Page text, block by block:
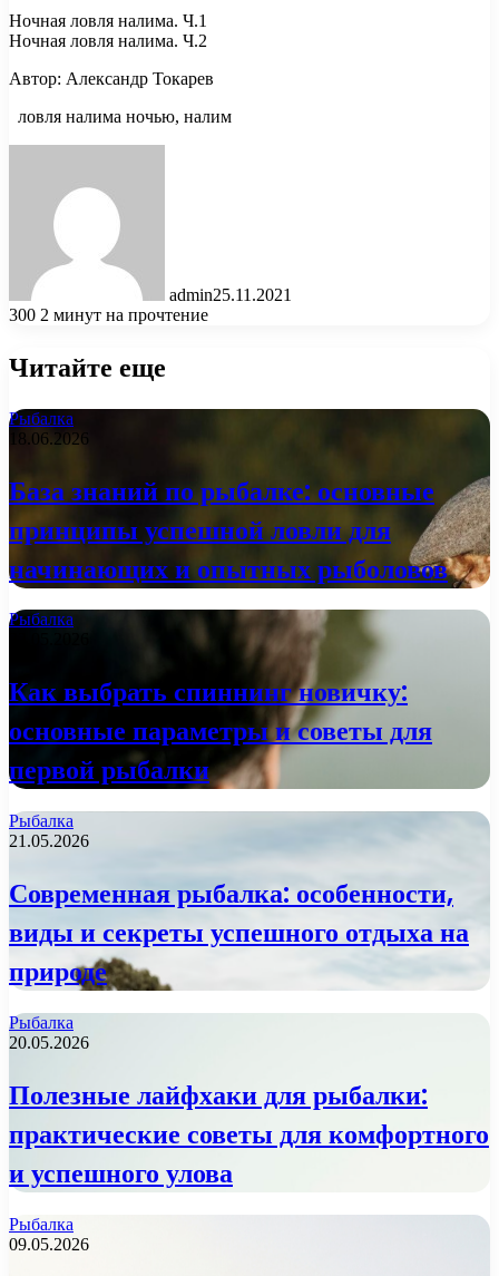
Ночная ловля налима. Ч.1
Ночная ловля налима. Ч.2
Автор: Александр Токарев
ловля налима ночью, налим
admin25.11.2021
300 2 минут на прочтение
Читайте еще
Рыбалка
18.06.2026
База знаний по рыбалке: основные
принципы успешной ловли для
начинающих и опытных рыболовов
Рыбалка
Как выбрать спиннинг новичку:
основные параметры и советы для
первой рыбалки
Рыбалка
21.05.2026
Современная рыбалка: особенности,
виды и секреты успешного отдыха на
природе
Рыбалка
20.05.2026
Полезные лайфхаки для рыбалки:
практические советы для комфортного
и успешного улова
Рыбалка
09.05.2026